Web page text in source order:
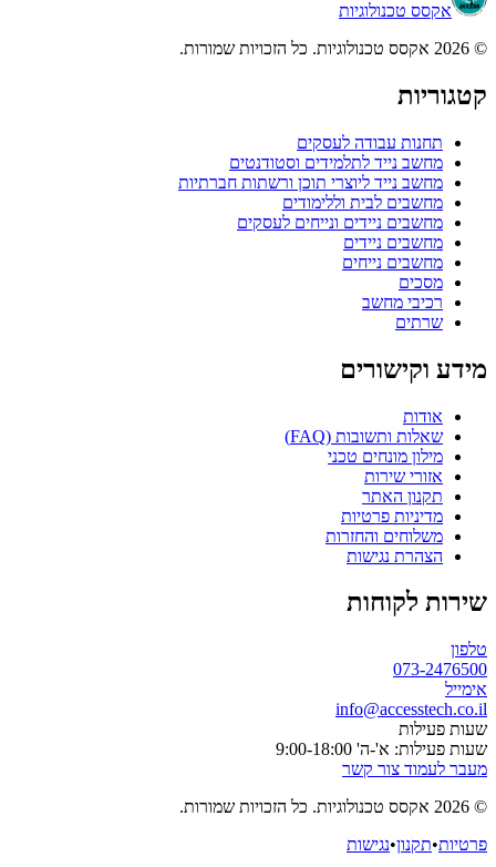
אקסס טכנולוגיות
© 2026 אקסס טכנולוגיות. כל הזכויות שמורות.
קטגוריות
תחנות עבודה לעסקים
מחשב נייד לתלמידים וסטודנטים
מחשב נייד ליוצרי תוכן ורשתות חברתיות
מחשבים לבית וללימודים
מחשבים ניידים ונייחים לעסקים
מחשבים ניידים
מחשבים נייחים
מסכים
רכיבי מחשב
שרתים
מידע וקישורים
אודות
שאלות ותשובות (FAQ)
מילון מונחים טכני
אזורי שירות
תקנון האתר
מדיניות פרטיות
משלוחים והחזרות
הצהרת נגישות
שירות לקוחות
טלפון
073-2476500
אימייל
info@accesstech.co.il
שעות פעילות
שעות פעילות: א'-ה' 9:00-18:00
מעבר לעמוד צור קשר
© 2026 אקסס טכנולוגיות. כל הזכויות שמורות.
פרטיות•תקנון•נגישות